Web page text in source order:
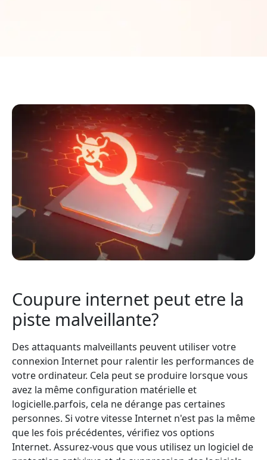
Coupure internet peut etre la
piste malveillante?
Des attaquants malveillants peuvent utiliser votre
connexion Internet pour ralentir les performances de
votre ordinateur. Cela peut se produire lorsque vous
avez la même configuration matérielle et
logicielle.parfois, cela ne dérange pas certaines
personnes. Si votre vitesse Internet n'est pas la même
que les fois précédentes, vérifiez vos options
Internet. Assurez-vous que vous utilisez un logiciel de